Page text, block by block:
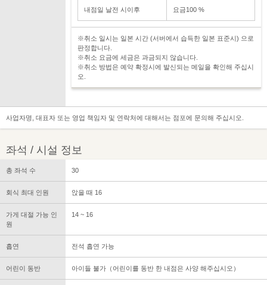
내점일 날전 시이후 요금100 %
※취소 일시는 일본 시간 (서버에서 습득한 일본 표준시) 으로
판정합니다.
※취소 요금에 세금은 과금되지 않습니다.
※취소 방법은 예약 확정시에 발신되는 메일을 확인해 주십시
오.
사업자명, 대표자 또는 영업 책임자 및 연락처에 대해서는 점포에 문의해 주십시오.
좌석 / 시설 정보
총 좌석 수 30
회식 최대 인원 앉을 때 16
가게 대절 가능 인
원
14 ~ 16
흡연 전석 흡연 가능
어린이 동반 아이들 불가（어린이를 동반 한 내점은 사양 해주십시오）